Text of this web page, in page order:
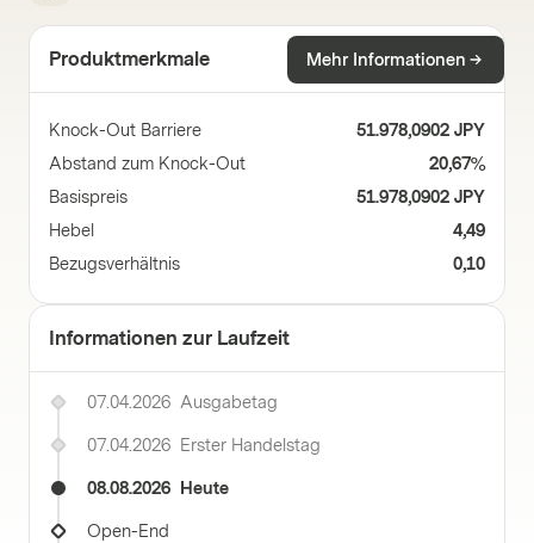
Produktmerkmale Mehr Informationen
Knock-Out Barriere
51.978,0902 JPY
Abstand zum Knock-Out
20,67%
Basispreis
51.978,0902 JPY
Hebel
4,49
Bezugsverhältnis
0,10
Informationen zur Laufzeit
07.04.2026 Ausgabetag
07.04.2026 Erster Handelstag
08.08.2026 Heute
Open-End